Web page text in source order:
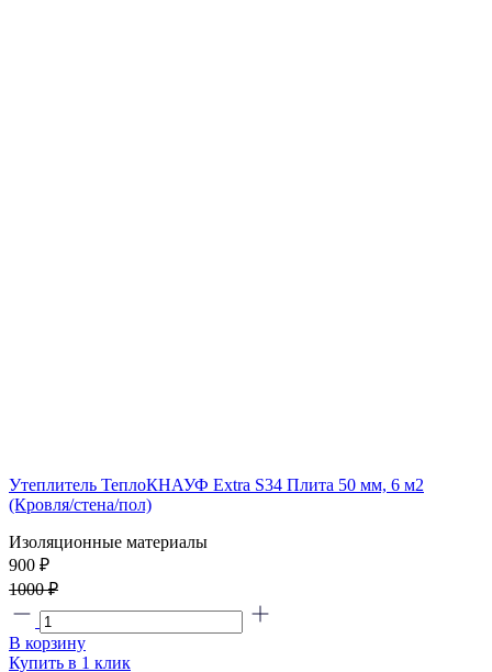
Утеплитель ТеплоКНАУФ Extra S34 Плита 50 мм, 6 м2
(Кровля/стена/пол)
Изоляционные материалы
900 ₽
1000 ₽
В корзину
Купить в 1 клик